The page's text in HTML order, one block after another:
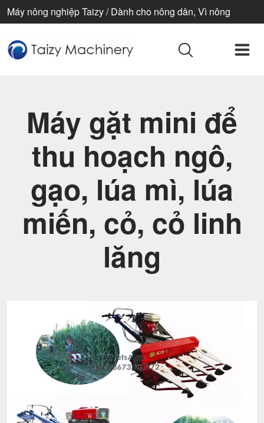
Máy nông nghiệp Taizy / Dành cho nông dân, Vì nông
Máy gặt mini để
thu hoạch ngô,
gạo, lúa mì, lúa
miến, cỏ, cỏ linh
lăng